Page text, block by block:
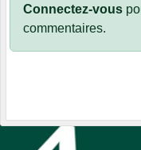
Connectez-vous
commentaires.